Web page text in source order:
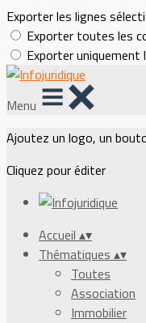
Exporter les lignes
Exporter toutes les
Exporter
Menu
Ajoutez un logo, un
Cliquez pour éditer
Accueil ▴▾
Thématiques ▴▾
Toutes
Association
Immobilier